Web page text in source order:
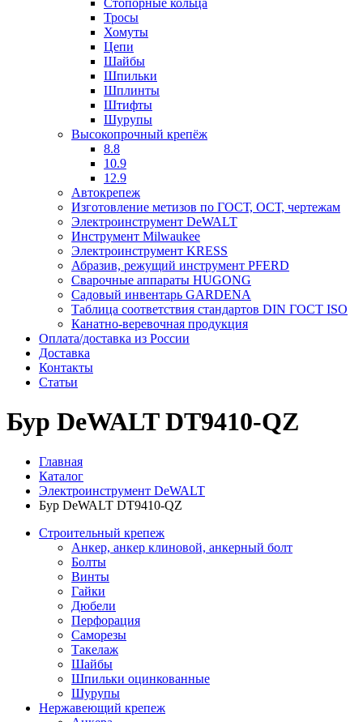
Стопорные кольца
Тросы
Хомуты
Цепи
Шайбы
Шпильки
Шплинты
Штифты
Шурупы
Высокопрочный крепёж
8.8
10.9
12.9
Автокрепеж
Изготовление метизов по ГОСТ, ОСТ, чертежам
Электроинструмент DeWALT
Инструмент Milwaukee
Электроинструмент KRESS
Абразив, режущий инструмент PFERD
Сварочные аппараты HUGONG
Садовый инвентарь GARDENA
Таблица соответствия стандартов DIN ГОСТ ISO
Канатно-веревочная продукция
Оплата/доставка из России
Доставка
Контакты
Статьи
Бур DeWALT DT9410-QZ
Главная
Каталог
Электроинструмент DeWALT
Бур DeWALT DT9410-QZ
Строительный крепеж
Анкер, анкер клиновой, анкерный болт
Болты
Винты
Гайки
Дюбели
Перфорация
Саморезы
Такелаж
Шайбы
Шпильки оцинкованные
Шурупы
Нержавеющий крепеж